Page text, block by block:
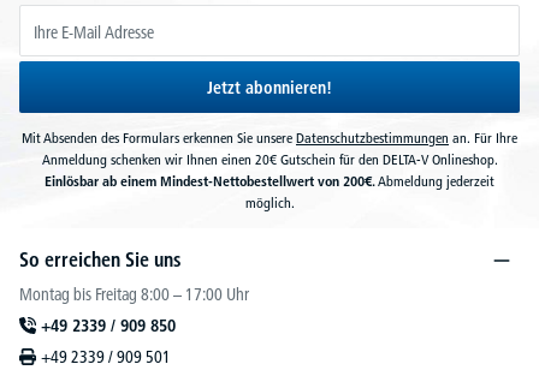
Jetzt abonnieren!
Mit Absenden des Formulars erkennen Sie unsere Datenschutzbestimmungen an. Für Ihre
Anmeldung schenken wir Ihnen einen 20€ Gutschein für den DELTA-V Onlineshop.
Einlösbar ab einem Mindest-Nettobestellwert von 200€.Abmeldung jederzeit
möglich.
So erreichen Sie uns
Montag bis Freitag 8:00 – 17:00 Uhr
+49 2339 / 909 850
+49 2339 / 909 501